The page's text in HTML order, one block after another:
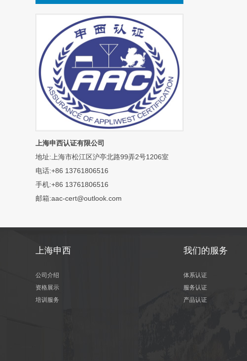
上海申西认证有限公司
地址:上海市松江区沪亭北路99弄2号1206室
电话:+86 13761806516
手机:+86 13761806516
邮箱:aac-cert@outlook.com
上海申西
公司介绍
资格展示
培训服务
我们的服务
体系认证
服务认证
产品认证